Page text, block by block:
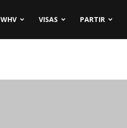
WHV VISAS PARTIR